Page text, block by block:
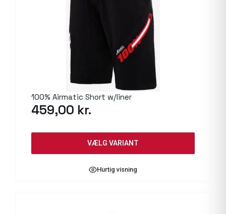
100% Airmatic Short w/liner
459,00 kr.
VÆLG VARIANT
Hurtig visning